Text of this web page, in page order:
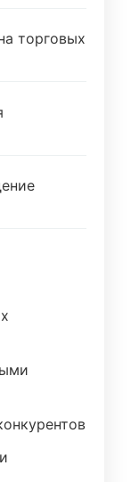
торговых